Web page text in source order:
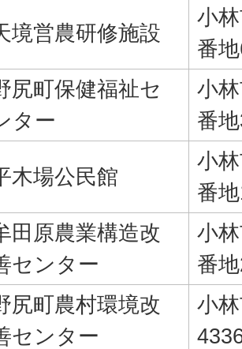
境営農研修施設
小
番
尻町保健福祉セ
ター
小
番
木場公民館
小
番
田原農業構造改
センター
小
番
尻町農村環境改
センター
小